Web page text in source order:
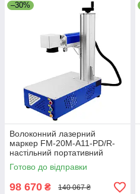
–30%
Волоконний лазерний
маркер FM-20M-A11-PD/R-
настільний портативний
110x110 20 Вт, без підтримки
поворотної осі
Готово до відправки
98 670 ₴ 140 067 ₴